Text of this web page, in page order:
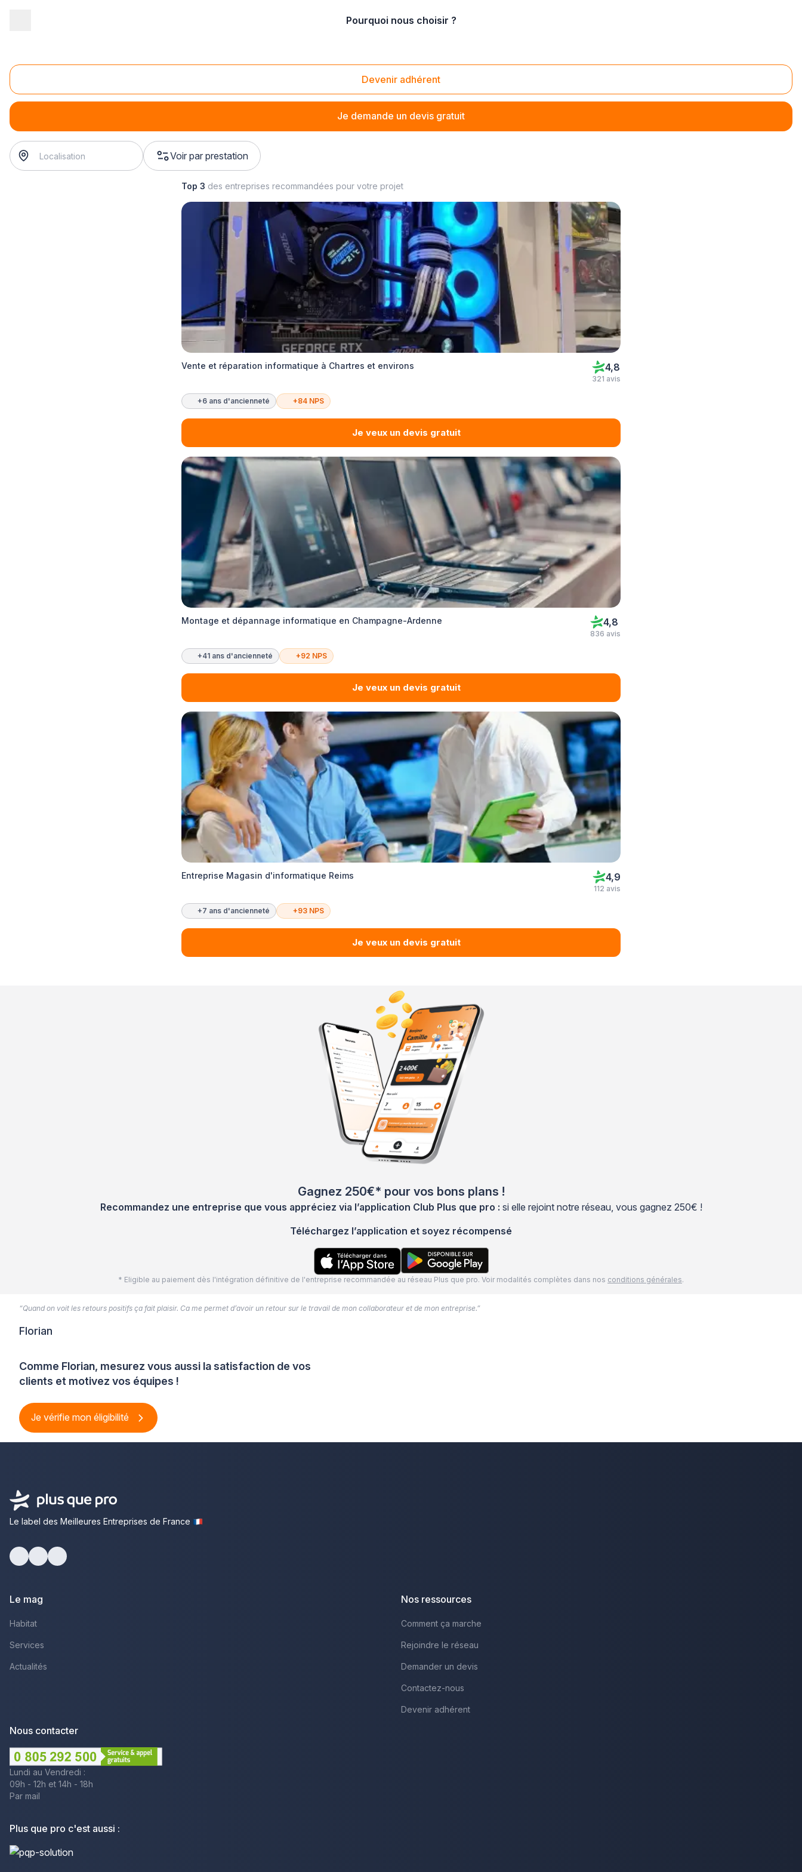
Pourquoi nous choisir ?
Devenir adhérent
Je demande un devis gratuit
Vente de cartes graphiques
Vente de cartes graphiques
Voir par prestation
Top 3 des entreprises recommandées pour votre projet
Vente et réparation informatique à Chartres et environs 4,8
321 avis
+6 ans d'ancienneté +84 NPS
Je veux un devis gratuit
Montage et dépannage informatique en Champagne-Ardenne 4,8
836 avis
+41 ans d'ancienneté +92 NPS
Je veux un devis gratuit
Entreprise Magasin d'informatique Reims 4,9
112 avis
+7 ans d'ancienneté +93 NPS
Je veux un devis gratuit
Gagnez 250€* pour vos bons plans !
Recommandez une entreprise que vous appréciez via l’application Club Plus que pro : si elle rejoint notre réseau, vous gagnez 250€ !
Téléchargez l’application et soyez récompensé
* Eligible au paiement dès l'intégration définitive de l'entreprise recommandée au réseau Plus que pro. Voir modalités complètes dans nos conditions générales.
Comme Florian, mesurez vous aussi la satisfaction de vos
clients et motivez vos équipes !
Je vérifie mon éligibilité
“Quand on voit les retours positifs ça fait plaisir. Ca me permet d’avoir un retour sur le travail de mon collaborateur et de mon entreprise.”
Florian
Le label des Meilleures Entreprises de France
Le mag
Habitat
Services
Actualités
Nos ressources
Comment ça marche
Rejoindre le réseau
Demander un devis
Contactez-nous
Devenir adhérent
Nous contacter
Lundi au Vendredi :
09h - 12h et 14h - 18h
Par mail
Plus que pro c'est aussi :